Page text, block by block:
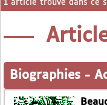
1 article trouvé dans ce
Biographies -